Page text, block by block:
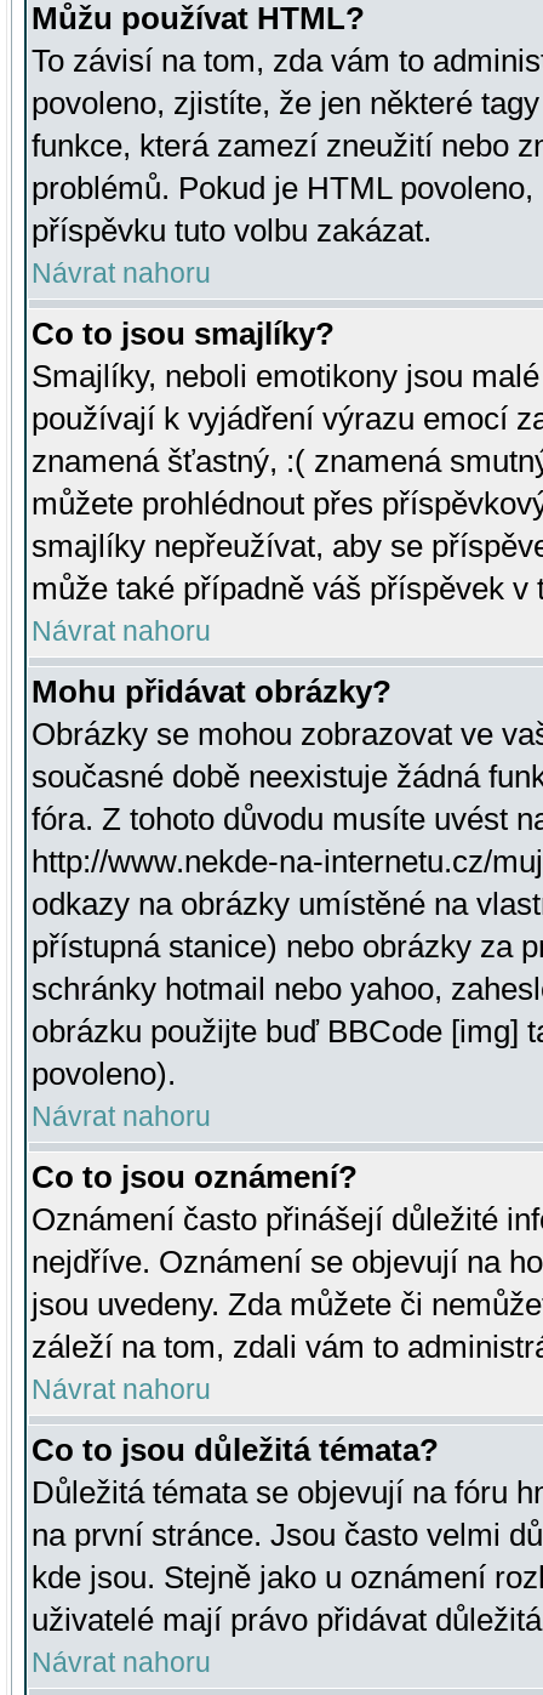
Můžu používat HTML?
To závisí na tom, zda vám to
povoleno, zjistíte, že jen některé
funkce, která zamezí zneužití nebo
problémů. Pokud je HTML
příspěvku tuto volbu zakázat.
Návrat nahoru
Co to jsou smajlíky?
Smajlíky, neboli emotikony jsou
používají k vyjádření výrazu emocí
znamená šťastný, :( znamená
můžete prohlédnout přes
smajlíky nepřeužívat, aby se
může také případně váš příspěvek v
Návrat nahoru
Mohu přidávat obrázky?
Obrázky se mohou zobrazovat ve
současné době neexistuje žádná
fóra. Z tohoto důvodu musíte uvést
http://www.nekde-na-internetu.cz/
odkazy na obrázky umístěné na
přístupná stanice) nebo obrázky za
schránky hotmail nebo yahoo,
obrázku použijte buď BBCode [img]
povoleno).
Návrat nahoru
Co to jsou oznámení?
Oznámení často přinášejí důležité
nejdříve. Oznámení se objevují na
jsou uvedeny. Zda můžete či
záleží na tom, zdali vám to
Návrat nahoru
Co to jsou důležitá témata?
Důležitá témata se objevují na fóru
na první stránce. Jsou často velmi
kde jsou. Stejně jako u oznámení
uživatelé mají právo přidávat
Návrat nahoru